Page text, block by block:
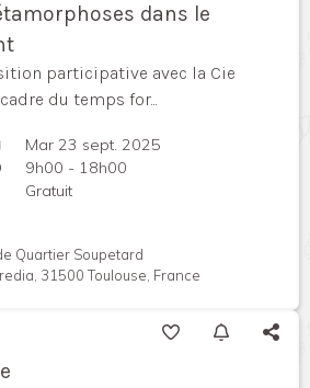
dans le
participative avec la Cie
du temps for...
Mar 23 sept. 2025
9h00 - 18h00
Gratuit
Quartier Soupetard
31500 Toulouse, France